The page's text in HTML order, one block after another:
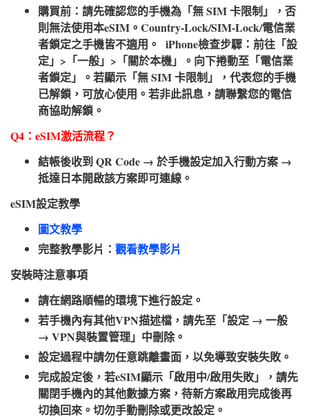
購買前：請先確認您的手機為「無 SIM 卡限制」，否
則無法使用本eSIM。Country-Lock/SIM-Lock/電信業
者鎖定之手機皆不適用。 iPhone檢查步驟：前往「設
定」>「一般」>「關於本機」。向下捲動至「電信業
者鎖定」。若顯示「無 SIM 卡限制」，代表您的手機
已解鎖，可放心使用。若非此訊息，請聯繫您的電信
商協助解鎖。
Q4：eSIM激活流程？​
結帳後收到 QR Code → 於手機設定加入行動方案 →
抵達日本開啟該方案即可連線。
eSIM設定教學​
圖文教學
完整教學影片： 觀看教學影片
安裝時注意事項​
請在網路順暢的環境下進行設定。
若手機內有其他VPN描述檔，請先至「設定 → 一般
→ VPN與裝置管理」中刪除。
設定過程中請勿任意跳離畫面，以免導致安裝失敗。
完成設定後，若eSIM顯示「啟用中/啟用失敗」，請先
關閉手機內的其他數據方案，待新方案啟用完成後再
切換回來。切勿手動刪除或更改設定。